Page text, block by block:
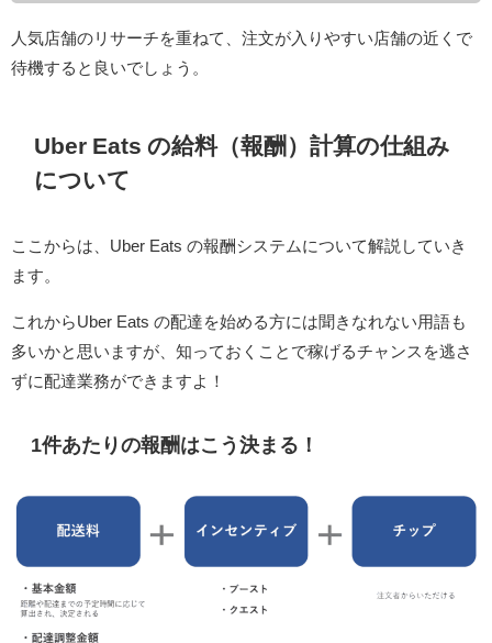
人気店舗のリサーチを重ねて、注文が入りやすい店舗の近くで
待機すると良いでしょう。
Uber Eats の給料（報酬）計算の仕組み
について
ここからは、Uber Eats の報酬システムについて解説していき
ます。
これからUber Eats の配達を始める方には聞きなれない用語も
多いかと思いますが、知っておくことで稼げるチャンスを逃さ
ずに配達業務ができますよ！
1件あたりの報酬はこう決まる！